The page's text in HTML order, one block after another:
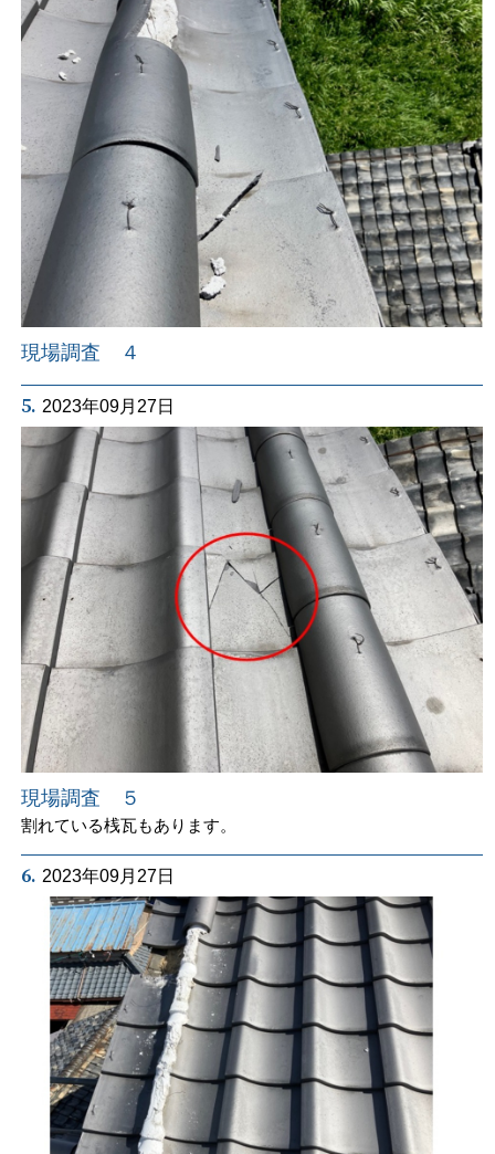
現場調査 ４
5. 2023年09月27日
現場調査 ５
割れている桟瓦もあります。
6. 2023年09月27日